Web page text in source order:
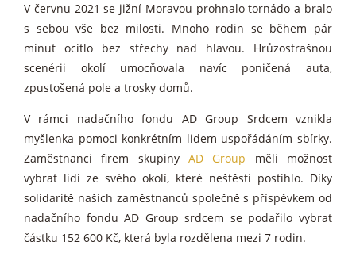
V červnu 2021 se jižní Moravou prohnalo tornádo a bralo
s sebou vše bez milosti. Mnoho rodin se během pár
minut ocitlo bez střechy nad hlavou. Hrůzostrašnou
scenérii okolí umocňovala navíc poničená auta,
zpustošená pole a trosky domů.
V rámci nadačního fondu AD Group Srdcem vznikla
myšlenka pomoci konkrétním lidem uspořádáním sbírky.
Zaměstnanci firem skupiny AD Group měli možnost
vybrat lidi ze svého okolí, které neštěstí postihlo. Díky
solidaritě našich zaměstnanců společně s příspěvkem od
nadačního fondu AD Group srdcem se podařilo vybrat
částku 152 600 Kč, která byla rozdělena mezi 7 rodin.